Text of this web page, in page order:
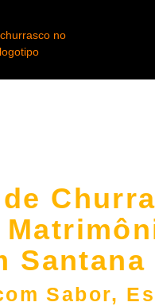
Santana
Sabor,